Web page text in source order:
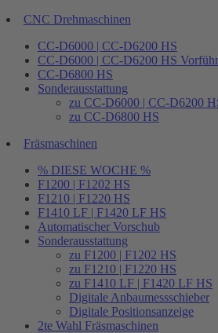
CNC Drehmaschinen
CC-D6000 | CC-D6200 HS
CC-D6000 | CC-D6200 HS
CC-D6800 HS
Sonderausstattung
zu CC-D6000 | CC-D6200
zu CC-D6800 HS
Fräsmaschinen
% DIESE WOCHE %
F1200 | F1202 HS
F1210 | F1220 HS
F1410 LF | F1420 LF HS
Automatischer Vorschub
Sonderausstattung
zu F1200 | F1202 HS
zu F1210 | F1220 HS
zu F1410 LF | F1420 LF HS
Digitale Anbaumessschieber
Digitale Positionsanzeige
2te Wahl Fräsmaschinen